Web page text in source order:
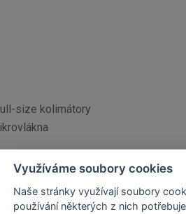
size kolimátory
Využíváme soubory cookies
Naše stránky využívají soubory
používání některých z nich